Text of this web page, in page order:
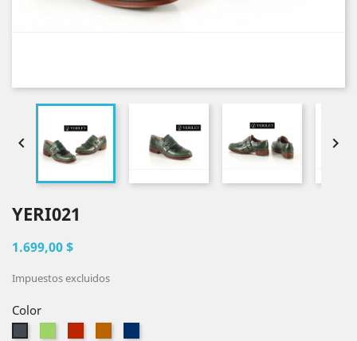
 
YERI021
1.699,00 $
Impuestos excluidos
Color